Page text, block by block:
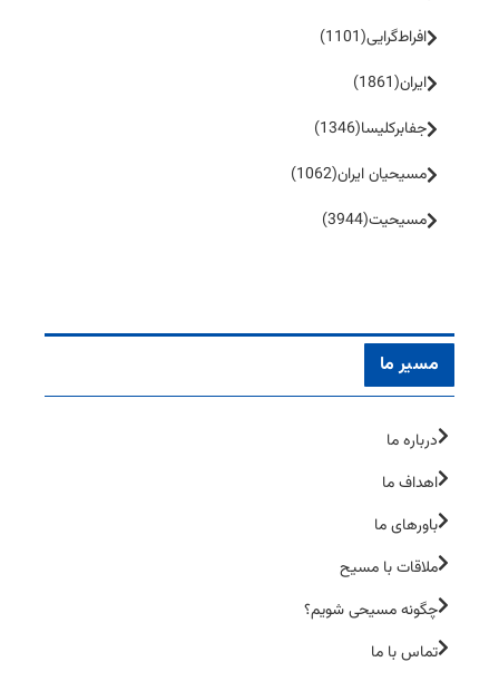
افراط‌گرایی(1101)
ایران(1861)
جفا‌بر‌کلیسا(1346)
مسیحیان ایران(1062)
مسیحیت(3944)
مسیر ما
درباره ما
اهداف ما
باورهای ما
ملاقات با مسیح
چگونه مسیحی شویم؟
تماس با ما